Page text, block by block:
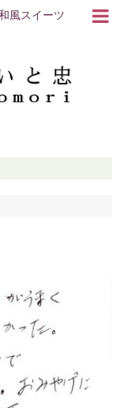
風スイーツ